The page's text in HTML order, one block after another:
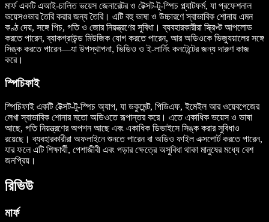
মার্ফ একটি এআই-চালিত ভয়েস জেনারেটর ও টেক্সট-টু-স্পিচ প্ল্যাটফর্ম, যা প্রফেশনাল
ভয়েসওভার তৈরি করার জন্য তৈরি। এটি বহু ভাষা ও উচ্চারণে স্বাভাবিক শোনায় এমন
কণ্ঠ দেয়, সঙ্গে পিচ, গতি ও জোর নিয়ন্ত্রণের সুবিধা। ব্যবহারকারীরা স্ক্রিপ্ট আপলোড
করতে পারেন, ব্যাকগ্রাউন্ড মিউজিক যোগ করতে পারেন, আর অডিওকে ভিজ্যুয়ালের সঙ্গে
সিঙ্ক করতে পারেন—যা উপস্থাপনা, ভিডিও ও ই-লার্নিং কনটেন্টের জন্য দারুণ কাজ
করে।
স্পিচিফাই
স্পিচিফাই একটি টেক্সট-টু-স্পিচ অ্যাপ, যা ডকুমেন্ট, পিডিএফ, ইমেইল আর ওয়েবপেজের
লেখা স্বাভাবিক শোনার মতো অডিওতে রূপান্তর করে। এতে একাধিক ভয়েস ও ভাষা
আছে, গতি নিয়ন্ত্রণের অপশন আছে এবং একাধিক ডিভাইসে সিঙ্ক করার সুবিধাও
রয়েছে। ব্যবহারকারীরা অফলাইনে শুনতে পারেন বা অডিও ফাইল এক্সপোর্ট করতে পারেন,
যার ফলে এটি শিক্ষার্থী, পেশাজীবী এবং পড়ার ক্ষেত্রে অসুবিধা থাকা মানুষের মধ্যে বেশ
জনপ্রিয়।
রিভিউ
মার্ফ